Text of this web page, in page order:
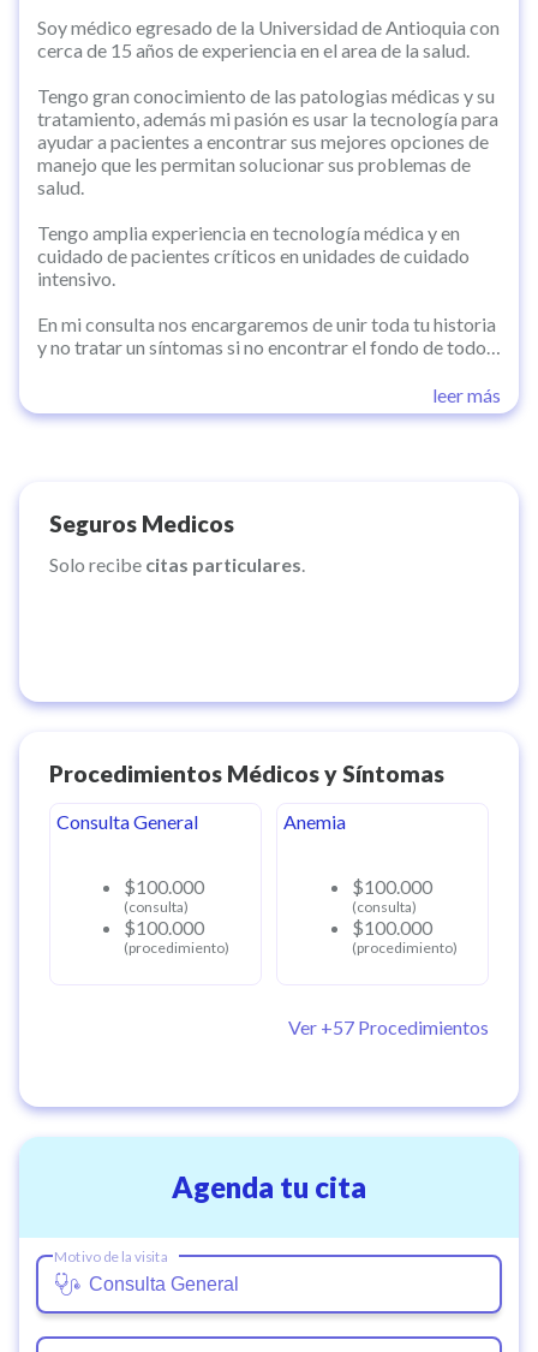
Soy médico egresado de la Universidad de Antioquia con
cerca de 15 años de experiencia en el area de la salud.
Tengo gran conocimiento de las patologias médicas y su
tratamiento, además mi pasión es usar la tecnología para
ayudar a pacientes a encontrar sus mejores opciones de
manejo que les permitan solucionar sus problemas de
salud.
Tengo amplia experiencia en tecnología médica y en
cuidado de pacientes críticos en unidades de cuidado
intensivo.
En mi consulta nos encargaremos de unir toda tu historia
y no tratar un síntomas si no encontrar el fondo de todos
eficiente y puedas continuar dandole a tu vida nuevos
años saludables.
leer más
Seguros Medicos
Solo recibe citas particulares.
Procedimientos Médicos y Síntomas
Consulta General
$100.000
(consulta)
$100.000
(procedimiento)
Anemia
$100.000
(consulta)
$100.000
(procedimiento)
Ver +57 Procedimientos
Agenda tu cita
Motivo de la visita